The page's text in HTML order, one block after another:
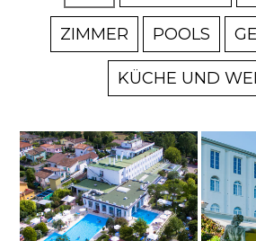
ZIMMER POOLS
KÜCHE UND